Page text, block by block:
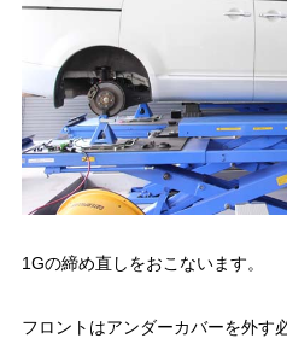
1Gの締め直しをおこないます。
フロントはアンダーカバーを外す